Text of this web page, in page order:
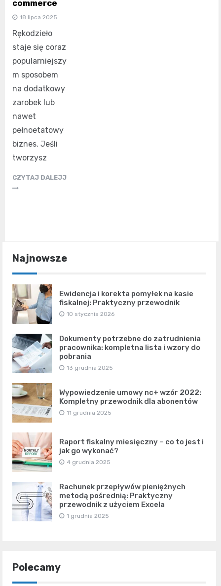
commerce
18 lipca 2025
Rękodzieło
staje się coraz
popularniejszy
m sposobem
na dodatkowy
zarobek lub
nawet
pełnoetatowy
biznes. Jeśli
tworzysz
CZYTAJ DALEJJ
Najnowsze
Ewidencja i korekta pomyłek na kasie
fiskalnej: Praktyczny przewodnik
10 stycznia 2026
Dokumenty potrzebne do zatrudnienia
pracownika: kompletna lista i wzory do
pobrania
13 grudnia 2025
Wypowiedzenie umowy nc+ wzór 2022:
Kompletny przewodnik dla abonentów
11 grudnia 2025
Raport fiskalny miesięczny – co to jest i
jak go wykonać?
4 grudnia 2025
Rachunek przepływów pieniężnych
metodą pośrednią: Praktyczny
przewodnik z użyciem Excela
1 grudnia 2025
Polecamy